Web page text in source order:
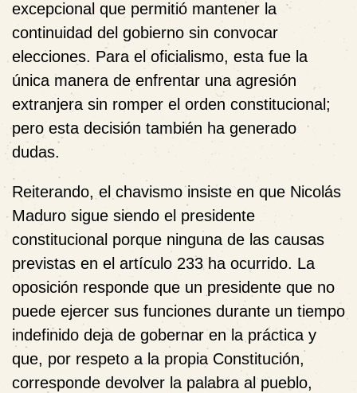
excepcional que permitió mantener la
continuidad del gobierno sin convocar
elecciones. Para el oficialismo, esta fue la
única manera de enfrentar una agresión
extranjera sin romper el orden constitucional;
pero esta decisión también ha generado
dudas.
Reiterando, el chavismo insiste en que Nicolás
Maduro sigue siendo el presidente
constitucional porque ninguna de las causas
previstas en el artículo 233 ha ocurrido. La
oposición responde que un presidente que no
puede ejercer sus funciones durante un tiempo
indefinido deja de gobernar en la práctica y
que, por respeto a la propia Constitución,
corresponde devolver la palabra al pueblo,